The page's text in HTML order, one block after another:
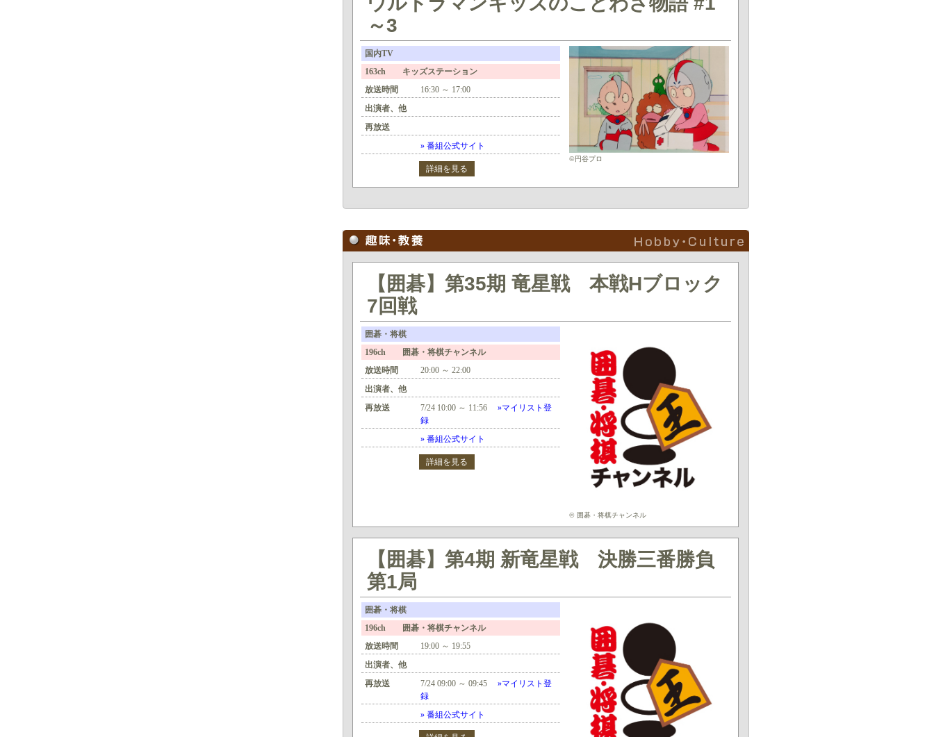
～3
国内TV
163ch キッズステーション
放送時間
16:30 ～ 17:00
出演者、他
再放送
» 番組公式サイト
詳細を見る
©円谷プロ
【囲碁】第35期 竜星戦 本戦Hブロック
7回戦
囲碁・将棋
196ch 囲碁・将棋チャンネル
放送時間
20:00 ～ 22:00
出演者、他
再放送
7/24 10:00 ～ 11:56
»マイリスト登
録
» 番組公式サイト
詳細を見る
© 囲碁・将棋チャンネル
【囲碁】第4期 新竜星戦 決勝三番勝負
第1局
囲碁・将棋
196ch 囲碁・将棋チャンネル
放送時間
19:00 ～ 19:55
出演者、他
再放送
7/24 09:00 ～ 09:45
»マイリスト登
録
» 番組公式サイト